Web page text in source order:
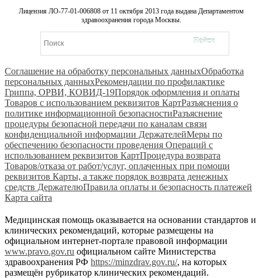
Лицензия ЛО-77-01-006808 от 11 октября 2013 года выдана Департаментом
здравоохранения города Москвы.
Соглашение на обработку персональных данныхОбработка
персональных данныхРекомендации по профилактике
Гриппа, ОРВИ, КОВИД-19Порядок оформления и оплаты
Товаров с использованием реквизитов КартРазъяснения о
политике информационной безопасностиРазъяснение
процедуры безопасной передачи по каналам связи
конфиденциальной информации ДержателейМеры по
обеспечению безопасности проведения Операций с
использованием реквизитов КартПроцедура возврата
Товаров/отказа от работ/услуг, оплаченных при помощи
реквизитов Карты, а также порядок возврата денежных
средств ДержателюПравила оплаты и безопасность платежей
Карта сайта
Медицинская помощь оказывается на основании стандартов и
клинических рекомендаций, которые размещены на
официальном интернет-портале правовой информации
www.pravo.gov.ru официальном сайте Министерства
здравоохранения РФ https://minzdrav.gov.ru/, на которых
размещён рубрикатор клинических рекомендаций.